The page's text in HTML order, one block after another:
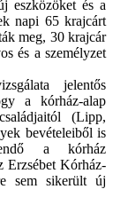
eszközöket és a
napi 65 krajcárt
meg, 30 krajcár
és a személyzet
jelentős
a kórház-alap
(Lipp,
bevételeiből is
a kórház
Erzsébet Kórház-
sem sikerült új